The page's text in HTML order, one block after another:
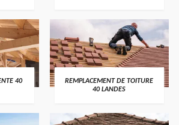
40
REMPLACEMENT DE TOITURE
40 LANDES